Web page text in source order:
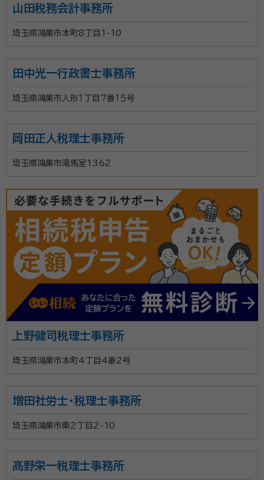
山田税務会計事務所
埼玉県鴻巣市本町8丁目1-10
田中光一行政書士事務所
埼玉県鴻巣市人形１丁目７番１５号
岡田正人税理士事務所
埼玉県鴻巣市滝馬室1362
上野健司税理士事務所
埼玉県鴻巣市本町4丁目4番2号
増田社労士・税理士事務所
埼玉県鴻巣市東2丁目2-10
髙野栄一税理士事務所